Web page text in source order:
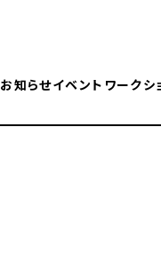
お知らせイベント ワークシ